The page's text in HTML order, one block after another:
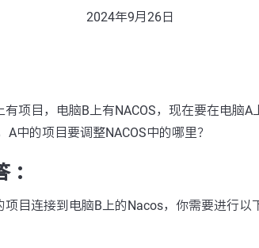
2024年9月26日
有项目，电脑B上有NACOS，现在要在电脑A
A中的项目要调整NACOS中的哪里？
：
项目连接到电脑B上的Nacos，你需要进行以